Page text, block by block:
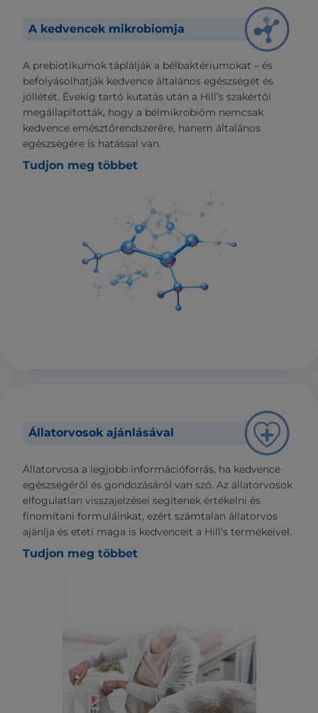
A kedvencek mikrobiomja
A prebiotikumok táplálják a bélbaktériumokat – és
befolyásolhatják kedvence általános egészségét és
jóllétét. Évekig tartó kutatás után a Hill’s szakértői
megállapították, hogy a bélmikrobióm nemcsak
kedvence emésztőrendszerére, hanem általános
egészségére is hatással van.
Tudjon meg többet
Állatorvosok ajánlásával
Állatorvosa a legjobb információforrás, ha kedvence
egészségéről és gondozásáról van szó. Az állatorvosok
elfogulatlan visszajelzései segítenek értékelni és
finomítani formuláinkat, ezért számtalan állatorvos
ajánlja és eteti maga is kedvenceit a Hill's termékeivel.
Tudjon meg többet